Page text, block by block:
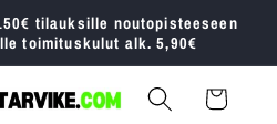
tilauksille noutopisteeseen
toimituskulut alk. 5,90€
Ostoskori